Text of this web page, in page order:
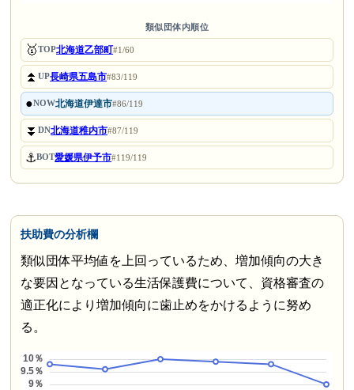
類似団体内順位
🥇TOP北海道乙部町#1/60
⏫UP長崎県五島市#83/119
●NOW北海道伊達市#86/119
⏬DN北海道稚内市#87/119
⚓BOT愛媛県伊予市#119/119
扶助費の分析欄
類似団体平均値を上回っているため、増加傾向の大き
な要因となっている生活保護費について、資格審査の
適正化により増加傾向に歯止めをかけるように努め
る。